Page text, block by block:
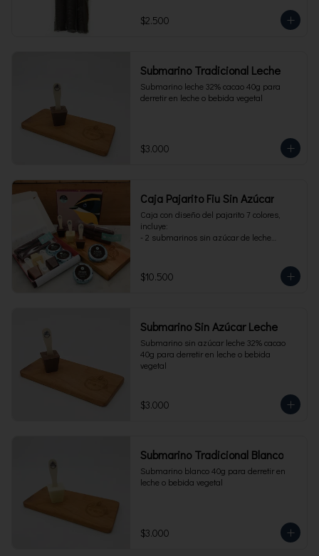
$2.500
Submarino Tradicional Leche
Submarino leche 32% cacao 40g para
derretir en leche o bebida vegetal
$3.000
Caja Pajarito Fiu Sin Azúcar
Caja con diseño del pajarito 7 colores,
incluye:
- 2 submarinos sin azúcar de leche
$10.500
Submarino Sin Azúcar Leche
Submarino sin azúcar leche 32% cacao
40g para derretir en leche o bebida
vegetal
$3.000
Submarino Tradicional Blanco
Submarino blanco 40g para derretir en
leche o bebida vegetal
$3.000